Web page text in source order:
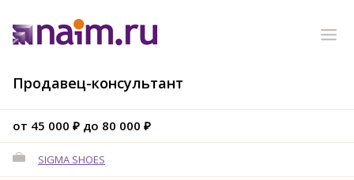
Продавец-консультант
от 45 000 ₽ до 80 000 ₽
SIGMA SHOES